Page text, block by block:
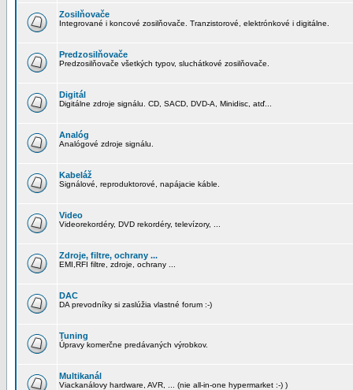
Zosilňovače
Integrované i koncové zosilňovače. Tranzistorové, elektrónkové i digitálne.
Predzosilňovače
Predzosilňovače všetkých typov, sluchátkové zosilňovače.
Digitál
Digitálne zdroje signálu. CD, SACD, DVD-A, Minidisc, atď...
Analóg
Analógové zdroje signálu.
Kabeláž
Signálové, reproduktorové, napájacie káble.
Video
Videorekordéry, DVD rekordéry, televízory, ...
Zdroje, filtre, ochrany ...
EMI,RFI filtre, zdroje, ochrany ...
DAC
DA prevodníky si zaslúžia vlastné forum :-)
Tuning
Úpravy komerčne predávaných výrobkov.
Multikanál
Viackanálovy hardware, AVR, ... (nie all-in-one hypermarket :-) )